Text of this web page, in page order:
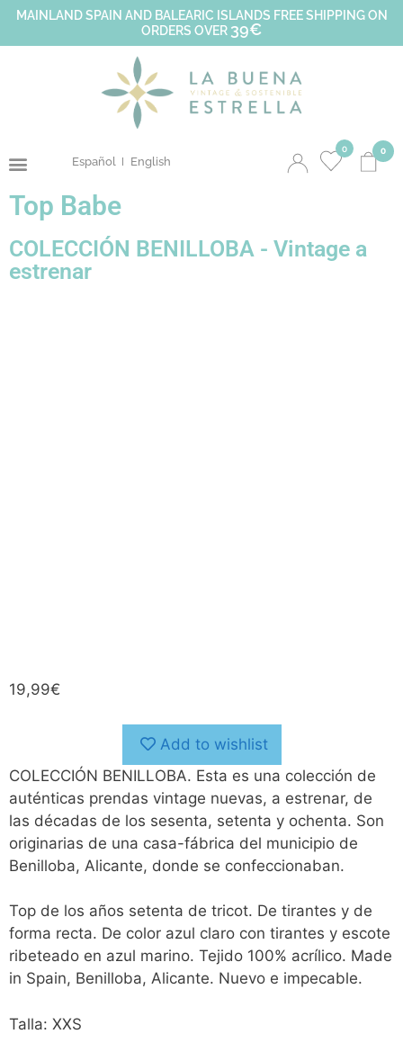
MAINLAND SPAIN AND BALEARIC ISLANDS FREE SHIPPING ON
ORDERS OVER 39€
Español English
0 0
Top Babe
COLECCIÓN BENILLOBA - Vintage a
estrenar
19,99€
Add to wishlist
COLECCIÓN BENILLOBA. Esta es una colección de
auténticas prendas vintage nuevas, a estrenar, de
las décadas de los sesenta, setenta y ochenta. Son
originarias de una casa-fábrica del municipio de
Benilloba, Alicante, donde se confeccionaban.
Top de los años setenta de tricot. De tirantes y de
forma recta. De color azul claro con tirantes y escote
ribeteado en azul marino. Tejido 100% acrílico. Made
in Spain, Benilloba, Alicante. Nuevo e impecable.
Talla: XXS